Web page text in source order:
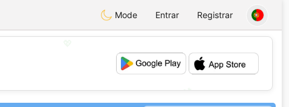
Mode Entrar Registrar
💕